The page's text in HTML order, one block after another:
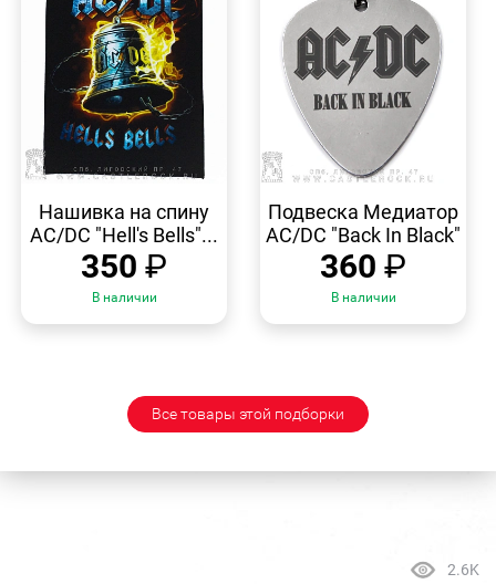
ПРОСМОТР
Нашивка на спину
AC/DC "Hell's Bells"...
350 ₽
В наличии
ПРОСМОТР
Подвеска Медиатор
AC/DC "Back In Black"
360 ₽
В наличии
Все товары этой подборки
2.6K